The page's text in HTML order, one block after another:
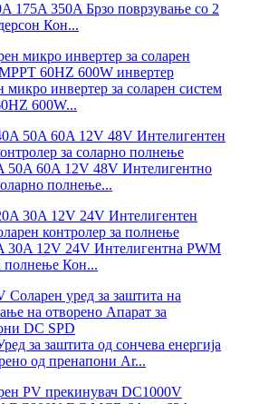
175A 350A Брзо поврзување со 2
Кон...
микро инвертер за соларен систем
600W...
50A 60A 12V 48V Интелигентно
полнење...
30A 12V 24V Интелигентна PWM
полнење Кон...
за заштита од сончева енергија
од пренапони Ar...